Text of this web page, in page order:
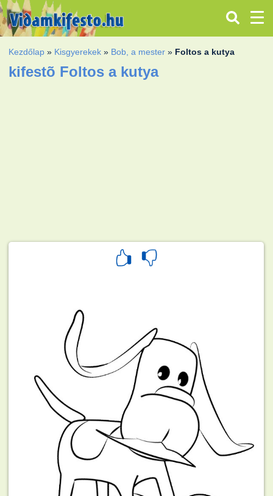
Kezdőlap » Kisgyerekek » Bob, a mester » Foltos a kutya
kifestõ Foltos a kutya